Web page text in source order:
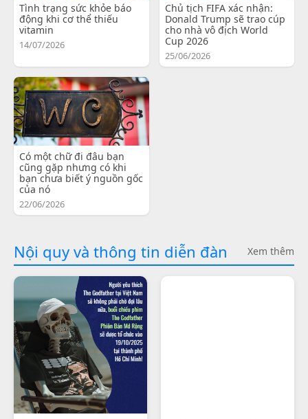
Tình trạng sức khỏe báo
động khi cơ thể thiếu
vitamin
14/07/2026
Chủ tịch FIFA xác nhận:
Donald Trump sẽ trao cúp
cho nhà vô địch World
Cup 2026
25/06/2026
Có một chữ đi đâu bạn
cũng gặp nhưng có khi
bạn chưa biết ý nguồn gốc
của nó
22/06/2026
Nội quy và thông tin diễn đàn Xem thêm